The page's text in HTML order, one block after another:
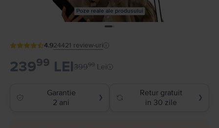
Poze reale ale produsului
4.924421 review-uri
23999 LEI39999 Lei
Garantie
2 ani
❯
Retur gratuit
in 30 zile
❯